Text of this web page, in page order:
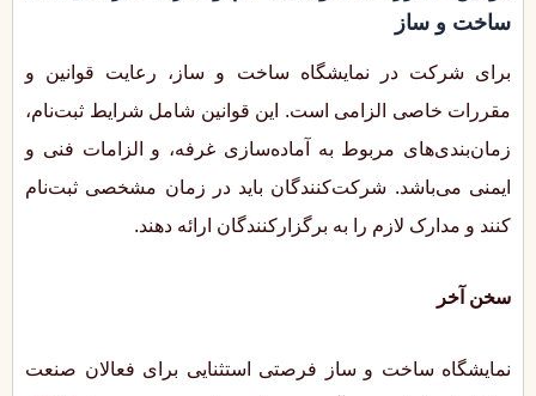
ساخت و ساز
برای شرکت در نمایشگاه ساخت و ساز، رعایت قوانین و
مقررات خاصی الزامی است. این قوانین شامل شرایط ثبت‌نام،
زمان‌بندی‌های مربوط به آماده‌سازی غرفه، و الزامات فنی و
ایمنی می‌باشد. شرکت‌کنندگان باید در زمان مشخصی ثبت‌نام
کنند و مدارک لازم را به برگزارکنندگان ارائه دهند.
سخن آخر
نمایشگاه ساخت و ساز فرصتی استثنایی برای فعالان صنعت